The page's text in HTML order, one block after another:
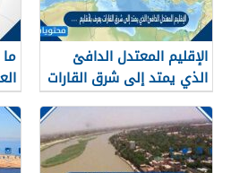
الإقليم المعتدل الدافئ
الذي يمتد إلى شرق القارات
يعرف بالأقليم….